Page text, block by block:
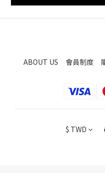
ABOUT US 會員制度
$ TWD